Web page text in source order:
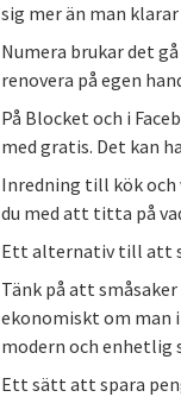
sig mer än man
Numera brukar det
renovera på egen
På Blocket och i
med gratis. Det kan
Inredning till kök och
du med att titta på
Ett alternativ till att
Tänk på att
ekonomiskt om man
modern och enhetlig
Ett sätt att spara